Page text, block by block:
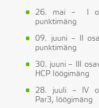
26. mai – I
punktimäng
09. juuni – II
punktimäng
30. juuni – III
HCP löögimäng
28. juuli – IV
Par3, löögimäng